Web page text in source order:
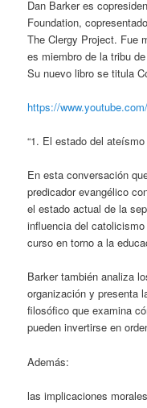
Dan Barker es
Foundation,
The Clergy Project. Fue
es miembro de la tribu
Su nuevo libro se titula
https://
“1. El estado del
En esta conversación
predicador evangélico
el estado actual de la
influencia del
curso en torno a la
Barker también analiza
organización y presenta
filosófico que examina
pueden invertirse en
Además:
las implicaciones